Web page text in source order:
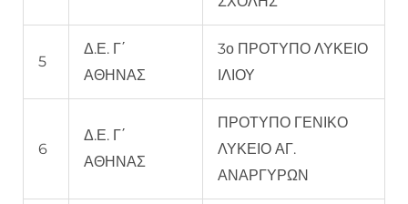
5
Δ.Ε. Γ΄
ΑΘΗΝΑΣ
3ο ΠΡΟΤΥΠΟ ΛΥΚΕΙΟ
ΙΛΙΟΥ
6
Δ.Ε. Γ΄
ΑΘΗΝΑΣ
ΠΡΟΤΥΠΟ ΓΕΝΙΚΟ
ΛΥΚΕΙΟ ΑΓ.
ΑΝΑΡΓΥΡΩΝ